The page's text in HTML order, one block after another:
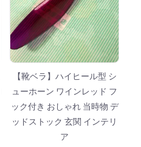
【靴ベラ】ハイヒール型 シ
ューホーン ワインレッド フ
ック付き おしゃれ 当時物 デ
ッドストック 玄関 インテリ
ア